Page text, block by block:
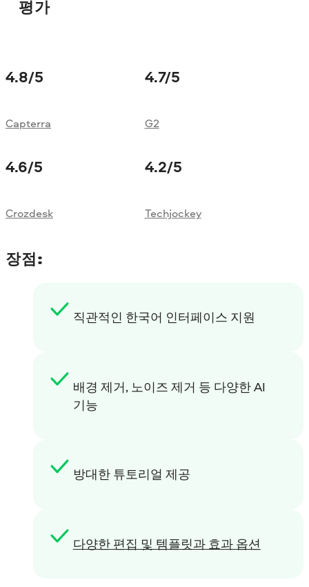
평가
4.8/5
Capterra
4.7/5
G2
4.6/5
Crozdesk
4.2/5
Techjockey
장점:
직관적인 한국어 인터페이스 지원
배경 제거, 노이즈 제거 등 다양한 AI
기능
방대한 튜토리얼 제공
다양한 편집 및 템플릿과 효과 옵션